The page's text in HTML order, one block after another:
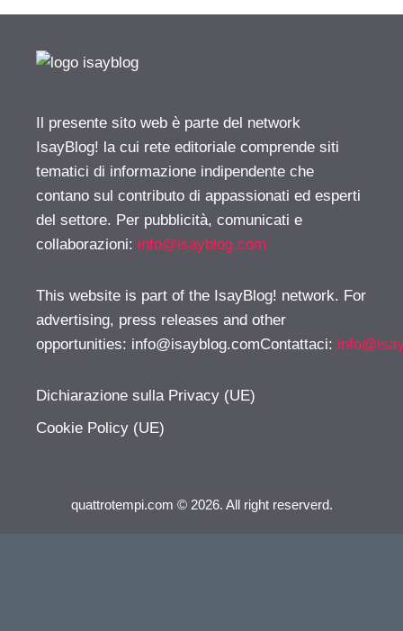
Il presente sito web è parte del network
IsayBlog! la cui rete editoriale comprende siti
tematici di informazione indipendente che
contano sul contributo di appassionati ed esperti
del settore. Per pubblicità, comunicati e
collaborazioni: info@isayblog.com
This website is part of the IsayBlog! network. For
advertising, press releases and other
opportunities: info@isayblog.comContattaci:
Dichiarazione sulla Privacy (UE)
Cookie Policy (UE)
quattrotempi.com © 2026. All right reserverd.